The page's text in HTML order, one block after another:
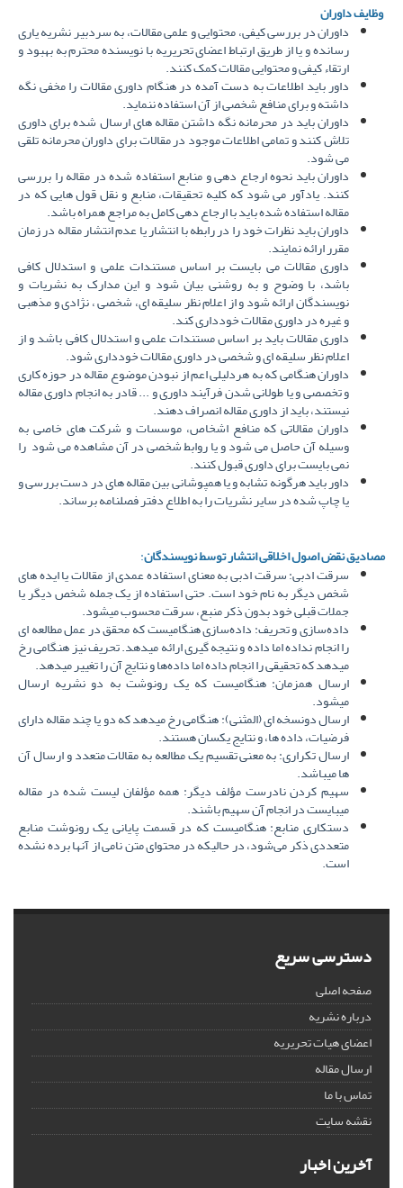
وظایف داوران
داوران در بررسی کیفی، محتوایی و علمی مقالات، به سردبیر نشریه یاری
رسانده و یا از طریق ارتباط اعضای تحریریه با نویسنده محترم به بهبود و
ارتقاء کیفی و محتوایی مقالات کمک کنند.
داور باید اطلاعات به دست آمده در هنگام داوری مقالات را مخفی نگه
داشته و برای منافع شخصی از آن استفاده ننماید.
داوران باید در محرمانه نگه داشتن مقاله های ارسال شده برای داوری
تلاش کنند و تمامی اطلاعات موجود در مقالات برای داوران محرمانه تلقی
می شود.
داوران باید نحوه ارجاع دهی و منابع استفاده شده در مقاله را بررسی
کنند. یادآور می شود که کلیه تحقیقات، منابع و نقل قول هایی که در
مقاله استفاده شده باید با ارجاع دهی کامل به مراجع همراه باشد.
داوران باید نظرات خود را در رابطه با انتشار یا عدم انتشار مقاله در زمان
مقرر ارائه نمایند.
داوری مقالات می بایست بر اساس مستندات علمی و استدلال کافی
باشد، با وضوح و به روشنی بیان شود و این مدارک به نشریات و
نویسندگان ارائه شود و از اعلام نظر سلیقه ای، شخصی ، نژادی و مذهبی
و غیره در داوری مقالات خودداری کند.
داوری مقالات باید بر اساس مستندات علمی و استدلال کافی باشد و از
اعلام نظر سلیقه ای و شخصی در داوری مقالات خودداری شود.
داوران هنگامی که به هردلیلی اعم از نبودن موضوع مقاله در حوزه کاری
و تخصصی و یا طولانی شدن فرآیند داوری و ... قادر به انجام داوری مقاله
نیستند، باید از داوری مقاله انصراف دهند.
داوران مقالاتی که منافع اشخاص، موسسات و شرکت های خاصی به
وسیله آن حاصل می شود و یا روابط شخصی در آن مشاهده می شود را
نمی بایست برای داوری قبول کنند.
داور باید هرگونه تشابه و یا همپوشانی بین مقاله های در دست بررسی و
یا چاپ شده در سایر نشریات را به اطلاع دفتر فصلنامه برساند.
مصادیق نقض اصول اخلاقی انتشار توسط نویسندگان:
سرقت ادبی: سرقت ادبی به معنای استفاده عمدی از مقالات یا ایده های
شخص دیگر به نام خود است. حتی استفاده از یک جمله شخص دیگر یا
جملات قبلی خود بدون ذکر منبع، سرقت محسوب میشود.
داده‌سازی و تحریف: داده‌سازی هنگامیست که محقق در عمل مطالعه ای
را انجام نداده اما داده و نتیجه گیری ارائه میدهد. تحریف نیز هنگامی رخ
میدهد که تحقیقی را انجام داده اما داده‌ها و نتایج آن را تغییر میدهد.
ارسال همزمان: هنگامیست که یک رونوشت به دو نشریه ارسال
میشود.
ارسال دونسخه ای (المثنی): هنگامی رخ میدهد که دو یا چند مقاله دارای
فرضیات، داده ها، و نتایج یکسان هستند.
ارسال تکراری: به معنی تقسیم یک مطالعه به مقالات متعدد و ارسال آن
ها میباشد.
سهیم کردن نادرست مؤلف دیگر: همه مؤلفان لیست شده در مقاله
میبایست در انجام آن سهیم باشند.
دستکاری منابع: هنگامیست که در قسمت پایانی یک رونوشت منابع
متعددی ذکر می‌شود، در حالیکه در محتوای متن نامی از آنها برده نشده
است.
دسترسی سریع
صفحه اصلی
درباره نشریه
اعضای هیات تحریریه
ارسال مقاله
تماس با ما
نقشه سایت
آخرین اخبار